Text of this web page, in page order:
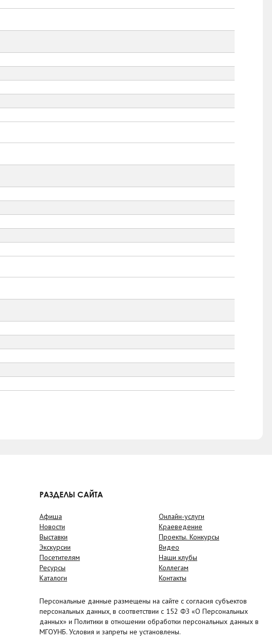
РАЗДЕЛЫ САЙТА
Афиша
Новости
Выставки
Экскурсии
Посетителям
Ресурсы
Каталоги
Онлайн-услуги
Краеведение
Проекты. Конкурсы
Видео
Наши клубы
Коллегам
Контакты
Персональные данные размещены на сайте с согласия субъектов
персональных данных, в соответствии с 152 ФЗ «О Персональных
данных» и Политики в отношении обработки персональных данных в
МГОУНБ. Условия и запреты не установлены.